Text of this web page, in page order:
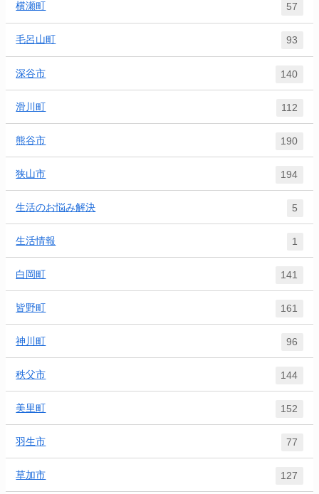
横瀬町 57
毛呂山町 93
深谷市 140
滑川町 112
熊谷市 190
狭山市 194
生活のお悩み解決 5
生活情報 1
白岡町 141
皆野町 161
神川町 96
秩父市 144
美里町 152
羽生市 77
草加市 127